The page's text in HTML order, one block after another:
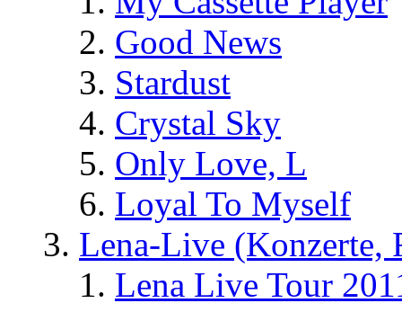
Good News
Stardust
Crystal Sky
Only Love, L
Loyal To Myself
Lena-Live (Konzerte,
Lena Live Tour